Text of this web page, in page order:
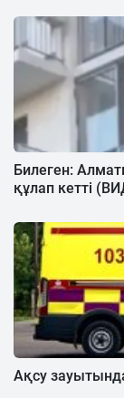
Билеген:
құлап кетті
Ақсу